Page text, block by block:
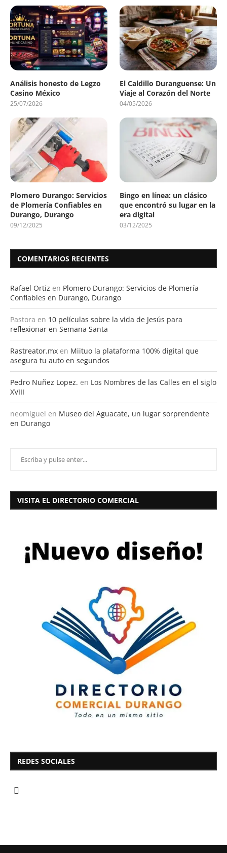
Análisis honesto de Legzo
Casino México
25/07/2026
El Caldillo Duranguense: Un
Viaje al Corazón del Norte
04/05/2026
Plomero Durango: Servicios
de Plomería Confiables en
Durango, Durango
09/12/2025
Bingo en línea: un clásico
que encontró su lugar en la
era digital
03/12/2025
COMENTARIOS RECIENTES
Rafael Ortiz en Plomero Durango: Servicios de Plomería
Confiables en Durango, Durango
Pastora en 10 películas sobre la vida de Jesús para
reflexionar en Semana Santa
Rastreator.mx en Miituo la plataforma 100% digital que
asegura tu auto en segundos
Pedro Nuñez Lopez. en Los Nombres de las Calles en el siglo
XVIII
neomiguel en Museo del Aguacate, un lugar sorprendente
en Durango
VISITA EL DIRECTORIO COMERCIAL
REDES SOCIALES